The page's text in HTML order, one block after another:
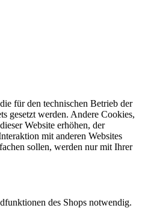
für den technischen Betrieb der
gesetzt werden. Andere Cookies,
Website erhöhen, der
mit anderen Websites
sollen, werden nur mit Ihrer
des Shops notwendig.